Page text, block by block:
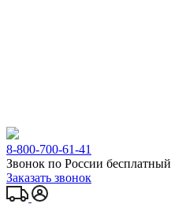
8-800-700-61-41
Звонок по России бесплатный
Заказать звонок